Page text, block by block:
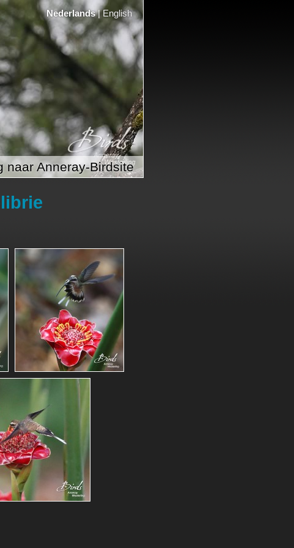
Nederlands|English
naar Anneray-Birdsite